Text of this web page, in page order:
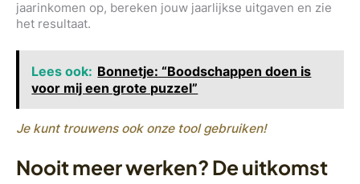
jaarinkomen op, bereken jouw jaarlijkse uitgaven en zie
het resultaat.
Lees ook: Bonnetje: “Boodschappen doen is
voor mij een grote puzzel”
Je kunt trouwens ook onze tool gebruiken!
Nooit meer werken? De uitkomst